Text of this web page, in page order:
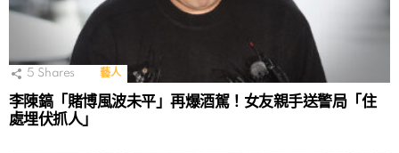
5 Shares 藝人
李陳鎬「賭博風波未平」再爆酒駕！女友親手送警局「住
處埋伏抓人」